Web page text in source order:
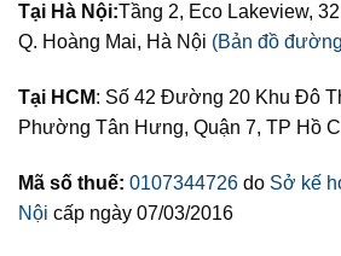
Tại Hà Nội:Tầng 2, Eco Lakeview,
Q. Hoàng Mai, Hà Nội (Bản đồ
Tại HCM: Số 42 Đường 20 Khu Đô
Phường Tân Hưng, Quận 7, TP Hồ
Mã số thuế: 0107344726 do Sở kế
Nội cấp ngày 07/03/2016